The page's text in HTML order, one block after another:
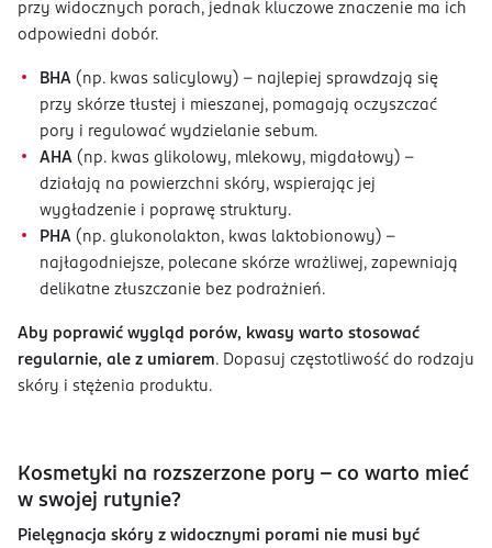
przy widocznych porach, jednak kluczowe znaczenie ma ich
odpowiedni dobór.
BHA (np. kwas salicylowy) – najlepiej sprawdzają się
przy skórze tłustej i mieszanej, pomagają oczyszczać
pory i regulować wydzielanie sebum.
AHA (np. kwas glikolowy, mlekowy, migdałowy) –
działają na powierzchni skóry, wspierając jej
wygładzenie i poprawę struktury.
PHA (np. glukonolakton, kwas laktobionowy) –
najłagodniejsze, polecane skórze wrażliwej, zapewniają
delikatne złuszczanie bez podrażnień.
Aby poprawić wygląd porów, kwasy warto stosować
regularnie, ale z umiarem. Dopasuj częstotliwość do rodzaju
skóry i stężenia produktu.
Kosmetyki na rozszerzone pory – co warto mieć
w swojej rutynie?
Pielęgnacja skóry z widocznymi porami nie musi być